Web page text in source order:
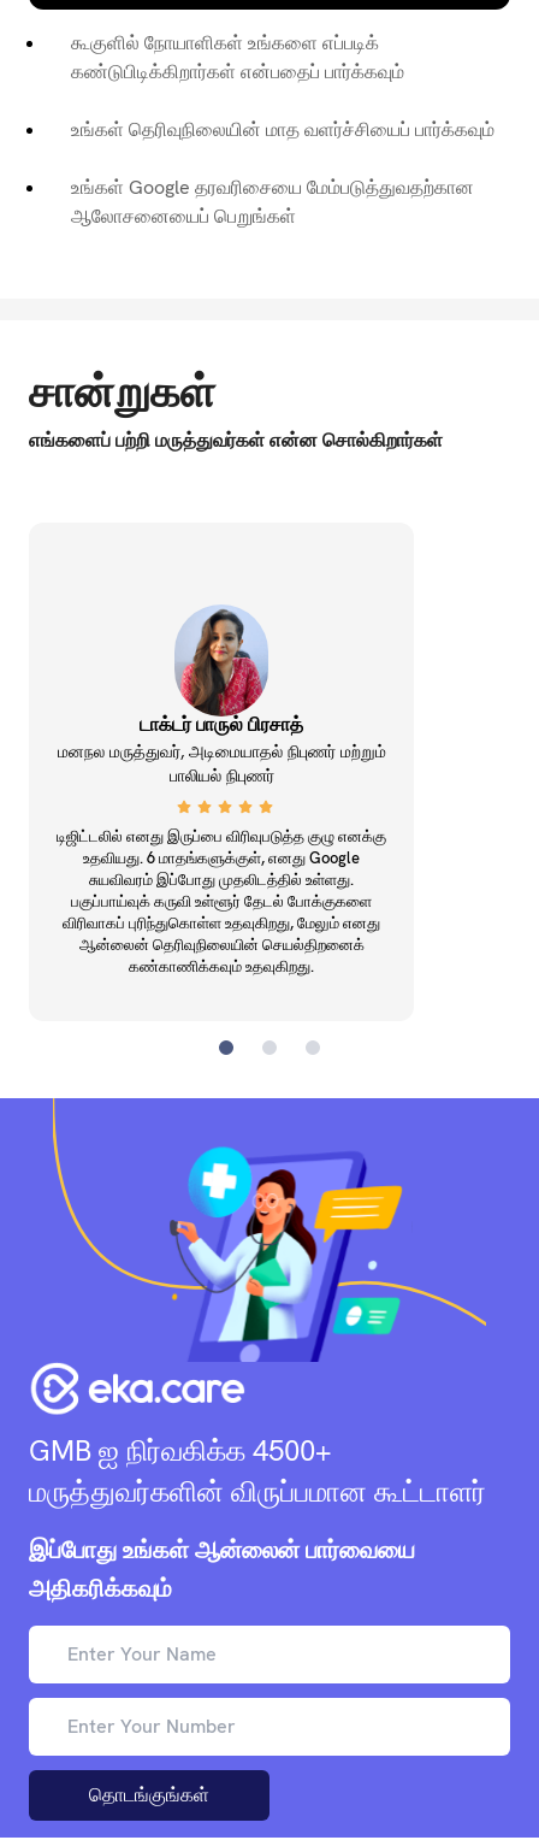
கூகுளில் நோயாளிகள் உங்களை எப்படிக்
கண்டுபிடிக்கிறார்கள் என்பதைப் பார்க்கவும்
உங்கள் தெரிவுநிலையின் மாத வளர்ச்சியைப் பார்க்கவும்
உங்கள் Google தரவரிசையை மேம்படுத்துவதற்கான
ஆலோசனையைப் பெறுங்கள்
சான்றுகள்
எங்களைப் பற்றி மருத்துவர்கள் என்ன சொல்கிறார்கள்
டாக்டர் பாருல் பிரசாத்
மனநல மருத்துவர், அடிமையாதல் நிபுணர் மற்றும்
பாலியல் நிபுணர்
டிஜிட்டலில் எனது இருப்பை விரிவுபடுத்த குழு எனக்கு
உதவியது. 6 மாதங்களுக்குள், எனது Google
சுயவிவரம் இப்போது முதலிடத்தில் உள்ளது.
பகுப்பாய்வுக் கருவி உள்ளூர் தேடல் போக்குகளை
விரிவாகப் புரிந்துகொள்ள உதவுகிறது, மேலும் எனது
ஆன்லைன் தெரிவுநிலையின் செயல்திறனைக்
கண்காணிக்கவும் உதவுகிறது.
GMB ஐ நிர்வகிக்க 4500+
மருத்துவர்களின் விருப்பமான கூட்டாளர்
இப்போது உங்கள் ஆன்லைன் பார்வையை
அதிகரிக்கவும்
தொடங்குங்கள்